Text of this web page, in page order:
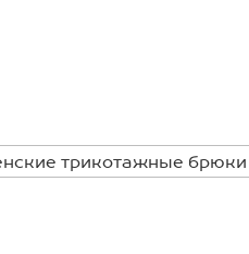
трикотажные брюки